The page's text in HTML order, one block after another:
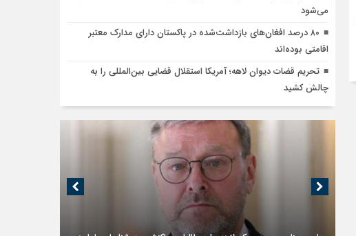
می‌شود
۸۰ درصد افغان‌های بازداشت‌شده در پاکستان دارای مدارک معتبر
اقامتی بوده‌اند
تحریم قضات دیوان لاهه؛ آمریکا استقلال قضایی بین‌المللی را به
چالش کشید